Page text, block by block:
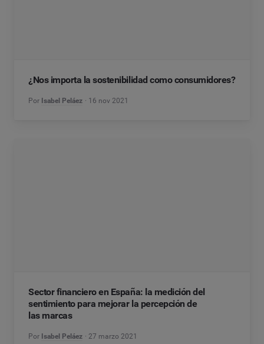
¿Nos importa la sostenibilidad como consumidores?
Por Isabel Peláez 16 nov 2021
Sector financiero en España: la medición del
sentimiento para mejorar la percepción de
las marcas
Por Isabel Peláez 27 marzo 2021